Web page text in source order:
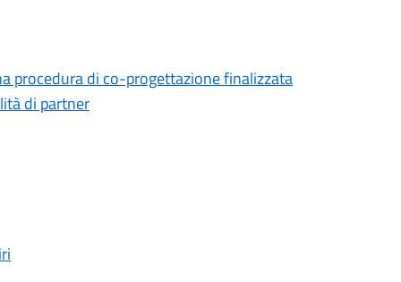
procedura di co-progettazione finalizzata
di partner